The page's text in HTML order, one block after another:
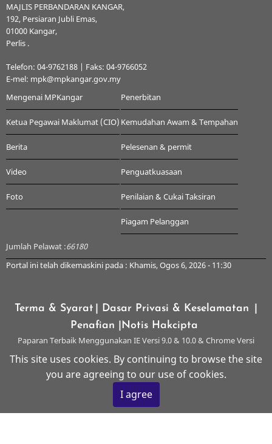
MAJLIS PERBANDARAN KANGAR,
192, Persiaran Jubli Emas,
01000 Kangar,
Perlis .
Telefon: 04-9762188 | Faks: 04-9766052
E-mel: mpk@mpkangar.gov.my
Mengenai MPKangar
Ketua Pegawai Maklumat (CIO)
Berita
Video
Foto
Penerbitan
Kemudahan Awam & Tempahan
Pelesenan & permit
Penguatkuasaan
Penilaian & Cukai Taksiran
Piagam Pelanggan
Jumlah Pelawat :66180
Portal ini telah dikemaskini pada : Khamis, Ogos 6, 2026 - 11:30
Terma & Syarat | Dasar Privasi & Keselamatan
Penafian
|Notis Hakcipta
Paparan Terbaik Menggunakan IE Versi 9.0 & 10.0 & Chrome Versi
Terkini & ke atas dengan Resolusi 1024 x 768
© 2026 Majlis Perbandaran Kangar, All rights reserved.
This site uses cookies. By continuing to browse the site
you are agreeing to our use of cookies.
I agree